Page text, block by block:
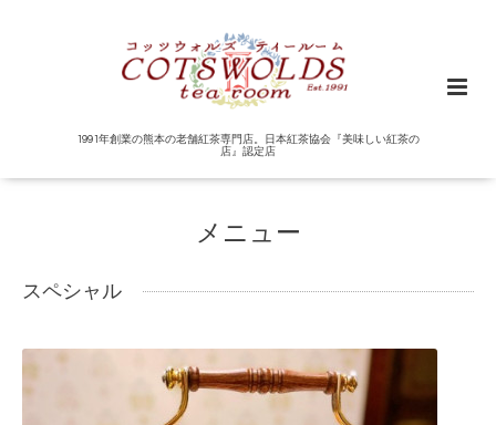
1991年創業の熊本の老舗紅茶専門店。日本紅茶協会『美味しい紅茶の
店』認定店
メニュー
スペシャル